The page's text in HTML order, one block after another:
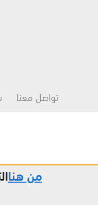
تواصل معنا
من هنا